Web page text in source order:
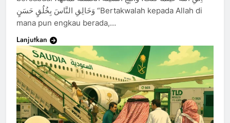
وَخَالِقِ النَّاسَ بِخُلُقٍ حَسَنٍ “Bertakwalah kepada Allah di
mana pun engkau berada,…
Lanjutkan